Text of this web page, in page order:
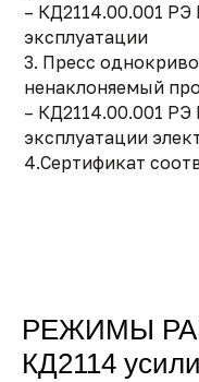
– КД2114.00.001
эксплуатации
3. Пресс
ненаклоняемый
– КД2114.00.001
эксплуатации
4.Сертификат
РЕЖИМЫ
КД2114